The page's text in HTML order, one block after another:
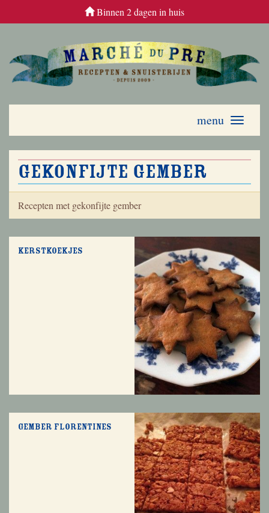
Binnen 2 dagen in huis
Toggle
menu
gekonfijte gember
Recepten met gekonfijte gember
Kerstkoekjes
Gember florentines